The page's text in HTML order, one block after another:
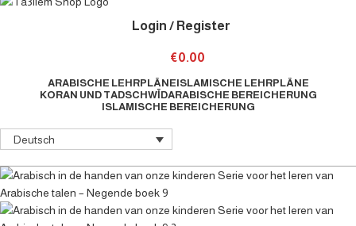
Login / Register
€0.00
ARABISCHE LEHRPLÄNEISLAMISCHE LEHRPLÄNE
KORAN UND TADSCHWĪDARABISCHE BEREICHERUNG
ISLAMISCHE BEREICHERUNG
Deutsch